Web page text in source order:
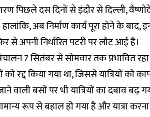
पिछले दस दिनों से इंदौर से दिल्ली,
अब निर्माण कार्य पूरा होने के बाद,
से अपनी निर्धारित पटरी पर लौट आई हैं।
7 सितंबर से सोमवार तक प्रभावित
रद्द किया गया था, जिससे यात्रियों को
वाली बसों पर भी यात्रियों का दबाव बढ़
रूप से बहाल हो गया है और यात्रा